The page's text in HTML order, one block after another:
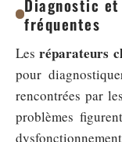
Diagnostic
fréquentes
Lesréparateurs
pour
rencontrées par
problèmes